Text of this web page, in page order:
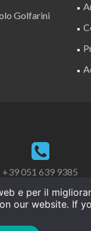
Golfarini
+39 051 639 9385
e per il
our website. If